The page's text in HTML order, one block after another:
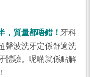
，質量都唔錯！ 牙科
聲波洗牙定係舒適洗
體驗。呢啲就係點解